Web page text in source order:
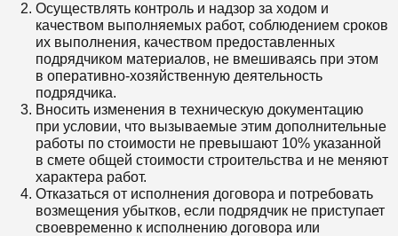
Осуществлять контроль и надзор за ходом и
качеством выполняемых работ, соблюдением сроков
их выполнения, качеством предоставленных
подрядчиком материалов, не вмешиваясь при этом
в оперативно-хозяйственную деятельность
подрядчика.
Вносить изменения в техническую документацию
при условии, что вызываемые этим дополнительные
работы по стоимости не превышают 10% указанной
в смете общей стоимости строительства и не меняют
характера работ.
Отказаться от исполнения договора и потребовать
возмещения убытков, если подрядчик не приступает
своевременно к исполнению договора или